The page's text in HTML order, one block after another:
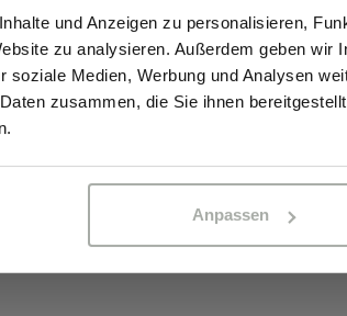
und Anzeigen zu personalisieren,
zu analysieren. Außerdem geben wir
soziale Medien, Werbung und Analysen
zusammen, die Sie ihnen
Anpassen
sie zuverlässig vor Wind
mit dem hochwertigen
hohen Komfort. Diese Weste
windigen Arbeitstagen.
erhöhte Sichtbarkeit.
dass ich Gewerbetreibender bin. Alle